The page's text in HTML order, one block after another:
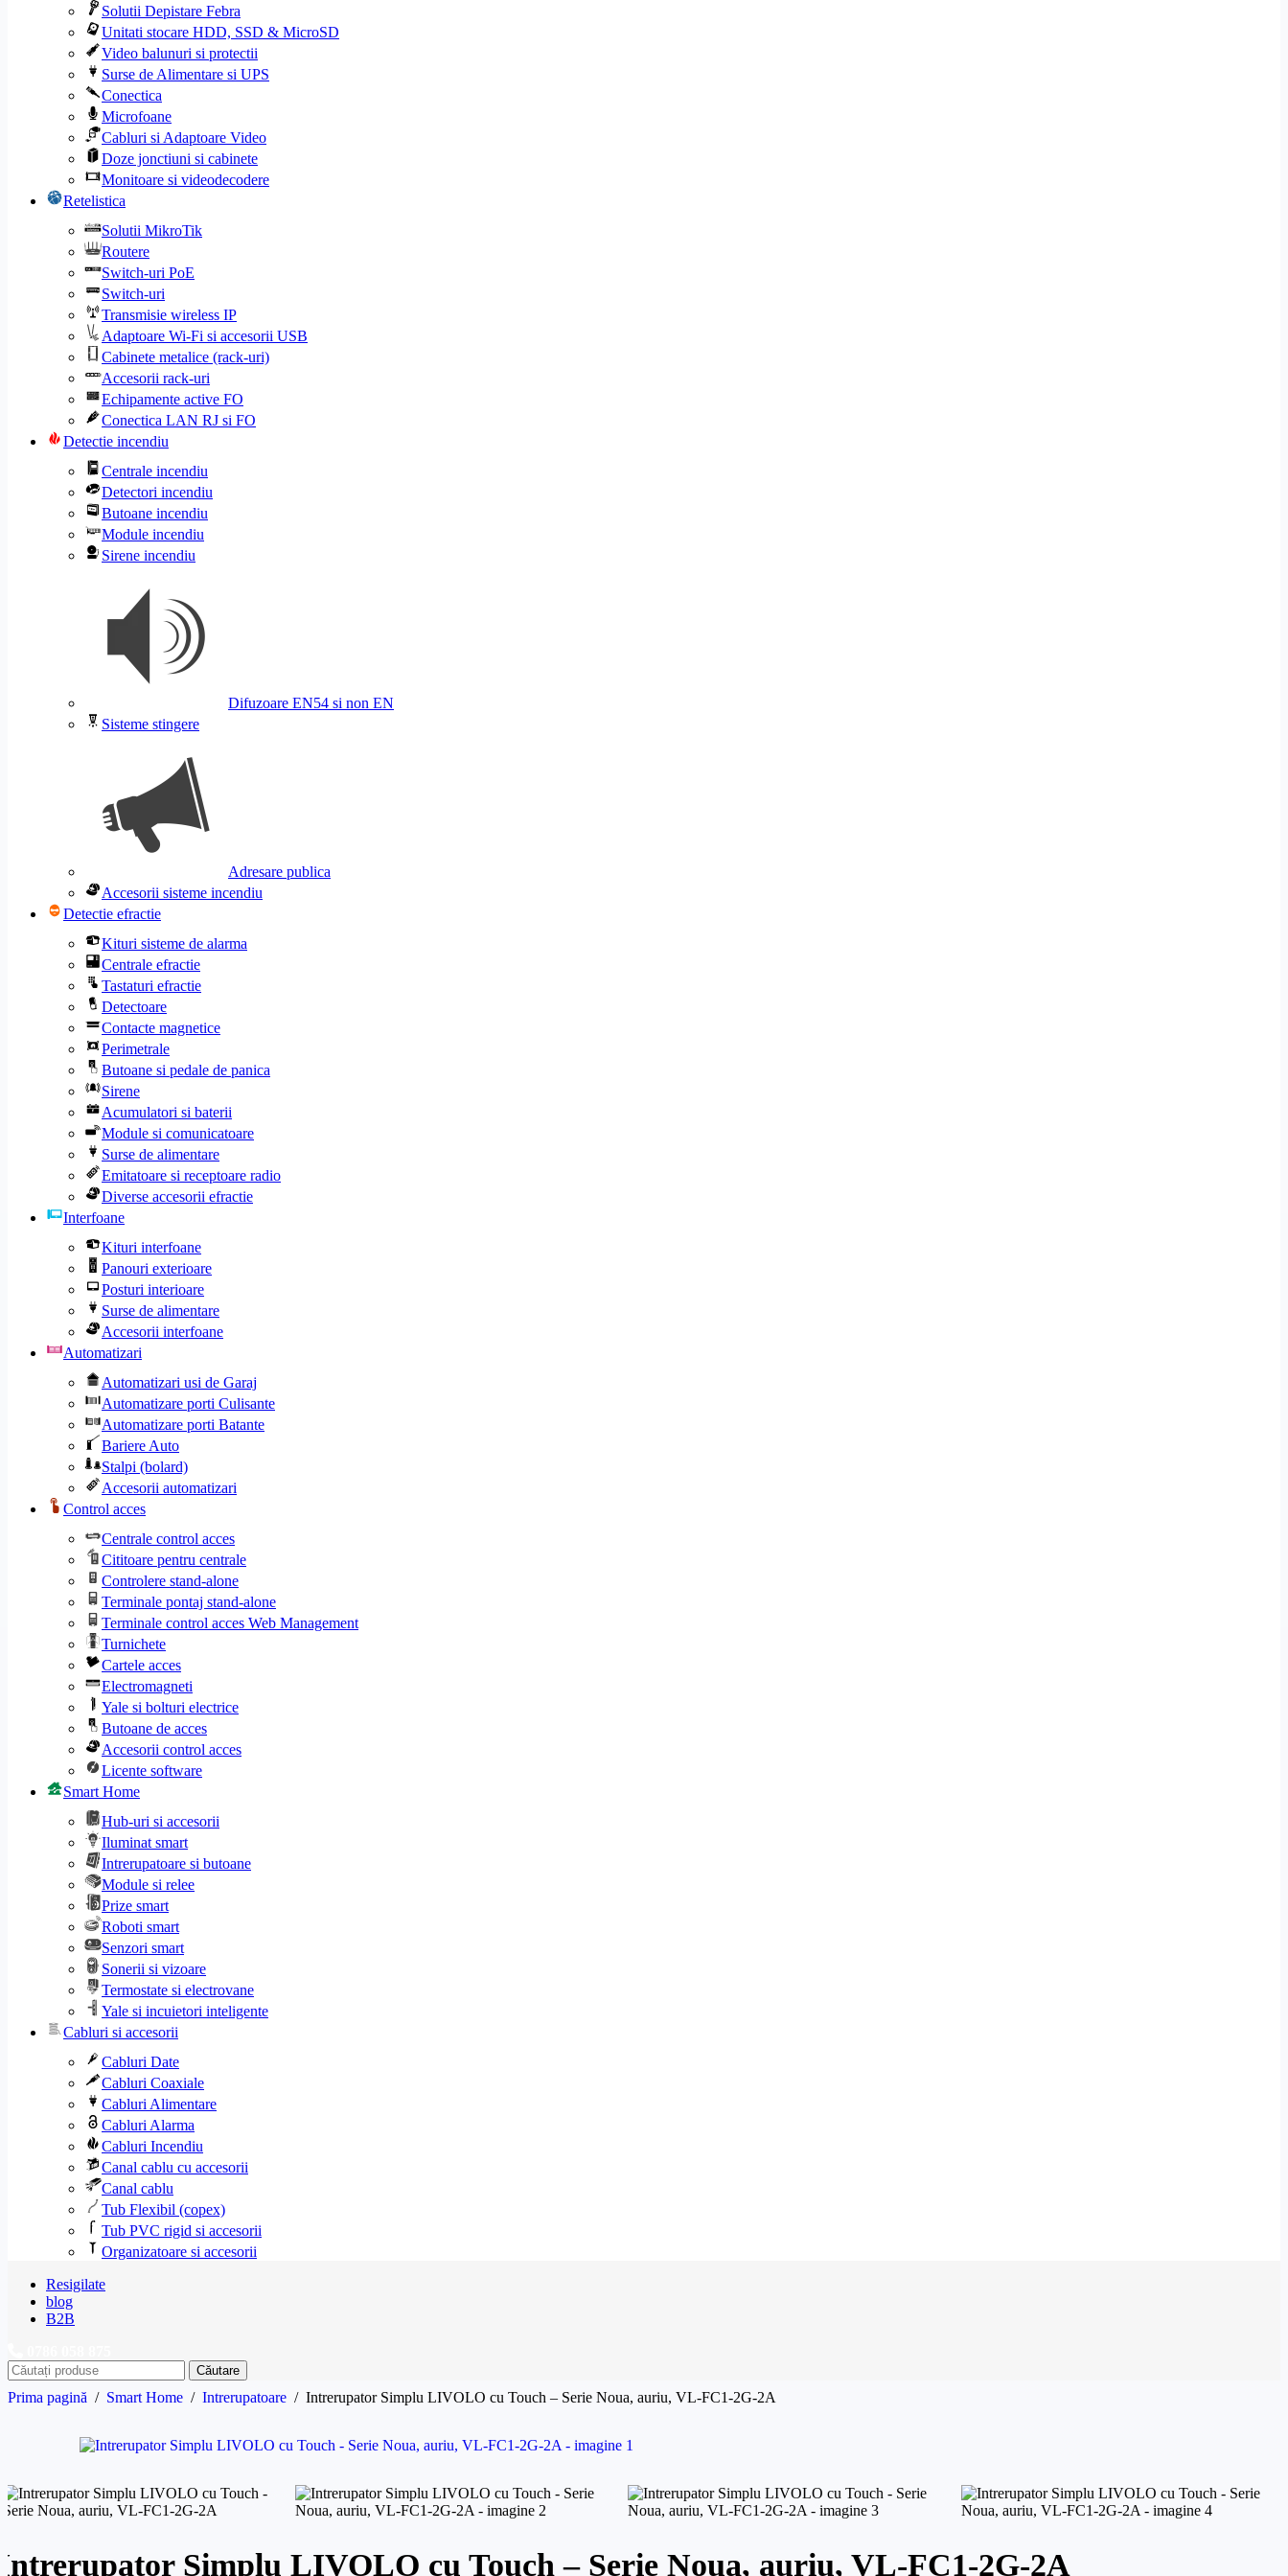
Solutii Depistare Febra
Unitati stocare HDD, SSD & MicroSD
Video balunuri si protectii
Surse de Alimentare si UPS
Conectica
Microfoane
Cabluri si Adaptoare Video
Doze jonctiuni si cabinete
Monitoare si videodecodere
Retelistica
Solutii MikroTik
Routere
Switch-uri PoE
Switch-uri
Transmisie wireless IP
Adaptoare Wi-Fi si accesorii USB
Cabinete metalice (rack-uri)
Accesorii rack-uri
Echipamente active FO
Conectica LAN RJ si FO
Detectie incendiu
Centrale incendiu
Detectori incendiu
Butoane incendiu
Module incendiu
Sirene incendiu
Difuzoare EN54 si non EN
Sisteme stingere
Adresare publica
Accesorii sisteme incendiu
Detectie efractie
Kituri sisteme de alarma
Centrale efractie
Tastaturi efractie
Detectoare
Contacte magnetice
Perimetrale
Butoane si pedale de panica
Sirene
Acumulatori si baterii
Module si comunicatoare
Surse de alimentare
Emitatoare si receptoare radio
Diverse accesorii efractie
Interfoane
Kituri interfoane
Panouri exterioare
Posturi interioare
Surse de alimentare
Accesorii interfoane
Automatizari
Automatizari usi de Garaj
Automatizare porti Culisante
Automatizare porti Batante
Bariere Auto
Stalpi (bolard)
Accesorii automatizari
Control acces
Centrale control acces
Cititoare pentru centrale
Controlere stand-alone
Terminale pontaj stand-alone
Terminale control acces Web Management
Turnichete
Cartele acces
Electromagneti
Yale si bolturi electrice
Butoane de acces
Accesorii control acces
Licente software
Smart Home
Hub-uri si accesorii
Iluminat smart
Intrerupatoare si butoane
Module si relee
Prize smart
Roboti smart
Senzori smart
Sonerii si vizoare
Termostate si electrovane
Yale si incuietori inteligente
Cabluri si accesorii
Cabluri Date
Cabluri Coaxiale
Cabluri Alimentare
Cabluri Alarma
Cabluri Incendiu
Canal cablu cu accesorii
Canal cablu
Tub Flexibil (copex)
Tub PVC rigid si accesorii
Organizatoare si accesorii
Resigilate
blog
B2B
Căutare
Prima pagină / Smart Home / Intrerupatoare / Intrerupator Simplu LIVOLO cu Touch – Serie Noua, auriu, VL-FC1-2G-2A
Simplu LIVOLO cu Touch – Serie Noua, auriu, VL-FC1-2G-2A